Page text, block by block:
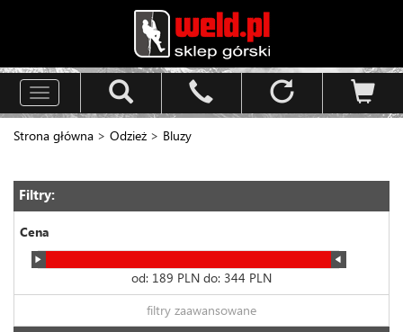
Toggle
navigation
Strona główna > Odzież > Bluzy
Filtry:
Cena
od: 189 PLN do: 344 PLN
filtry zaawansowane